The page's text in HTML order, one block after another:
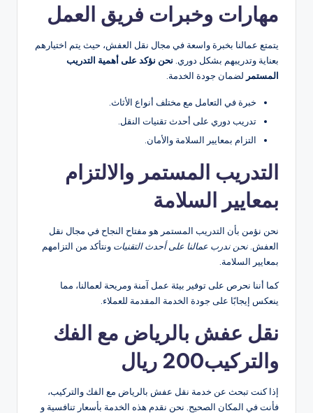
مهارات وخبرات فريق العمل
يتمتع عمالنا بخبرة واسعة في مجال نقل العفش، حيث يتم اختيارهم
بعناية وتدريبهم بشكل دوري. نحن نؤكد على أهمية التدريب
المستمر لضمان جودة الخدمة.
خبرة في التعامل مع مختلف أنواع الأثاث.
تدريب دوري على أحدث تقنيات النقل.
التزام بمعايير السلامة والأمان.
التدريب المستمر والالتزام
بمعايير السلامة
نحن نؤمن بأن التدريب المستمر هو مفتاح النجاح في مجال نقل
العفش. نحن ندرب عمالنا على أحدث التقنيات ونتأكد من التزامهم
بمعايير السلامة.
كما أننا نحرص على توفير بيئة عمل آمنة ومريحة لعمالنا، مما
ينعكس إيجابًا على جودة الخدمة المقدمة للعملاء.
نقل عفش بالرياض مع الفك
والتركيب200 ريال
إذا كنت تبحث عن خدمة نقل عفش بالرياض مع الفك والتركيب،
فأنت في المكان الصحيح. نحن نقدم هذه الخدمة بأسعار تنافسية و